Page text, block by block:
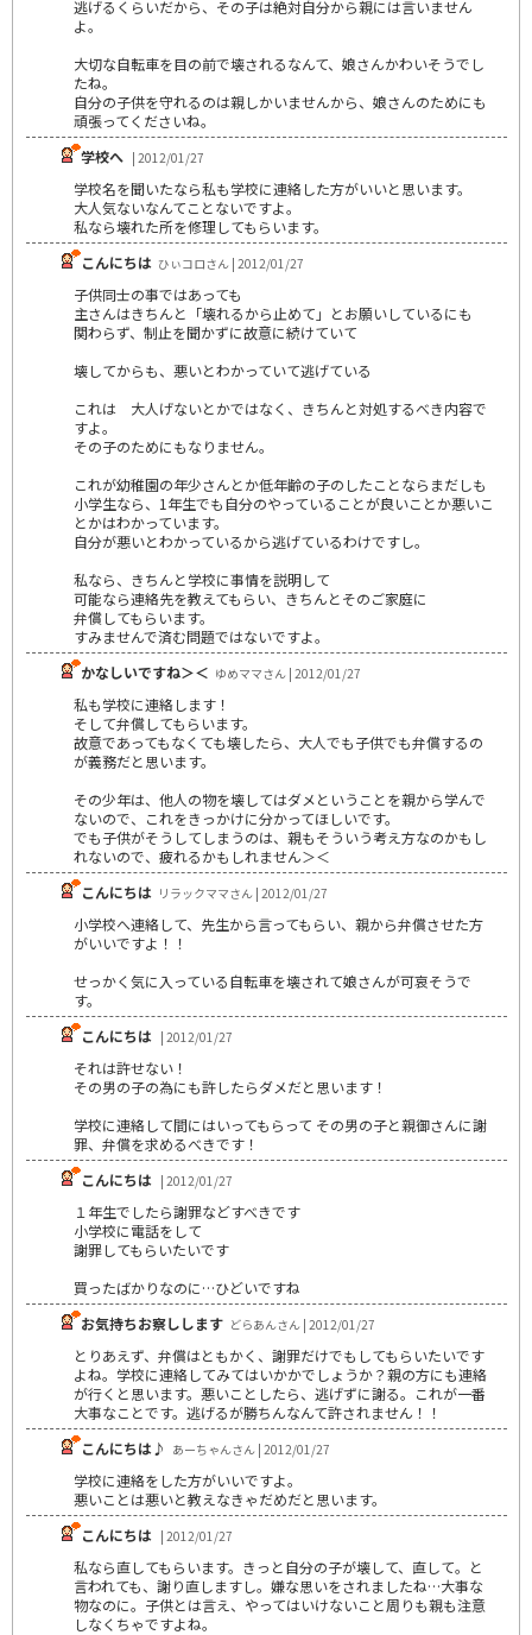
逃げるくらいだから、その子は絶対自分から親には言いません
よ。
大切な自転車を目の前で壊されるなんて、娘さんかわいそうでし
たね。
自分の子供を守れるのは親しかいませんから、娘さんのためにも
頑張ってくださいね。
学校へ | 2012/01/27
学校名を聞いたなら私も学校に連絡した方がいいと思います。
大人気ないなんてことないですよ。
私なら壊れた所を修理してもらいます。
こんにちは ひぃコロさん | 2012/01/27
子供同士の事ではあっても
主さんはきちんと「壊れるから止めて」とお願いしているにも
関わらず、制止を聞かずに故意に続けていて
壊してからも、悪いとわかっていて逃げている
これは 大人げないとかではなく、きちんと対処するべき内容で
すよ。
その子のためにもなりません。
これが幼稚園の年少さんとか低年齢の子のしたことならまだしも
小学生なら、1年生でも自分のやっていることが良いことか悪いこ
とかはわかっています。
自分が悪いとわかっているから逃げているわけですし。
私なら、きちんと学校に事情を説明して
可能なら連絡先を教えてもらい、きちんとそのご家庭に
弁償してもらいます。
すみませんで済む問題ではないですよ。
かなしいですね＞＜ ゆめママさん | 2012/01/27
私も学校に連絡します！
そして弁償してもらいます。
故意であってもなくても壊したら、大人でも子供でも弁償するの
が義務だと思います。
その少年は、他人の物を壊してはダメということを親から学んで
ないので、これをきっかけに分かってほしいです。
でも子供がそうしてしまうのは、親もそういう考え方なのかもし
れないので、疲れるかもしれません＞＜
こんにちは リラックママさん | 2012/01/27
小学校へ連絡して、先生から言ってもらい、親から弁償させた方
がいいですよ！！
せっかく気に入っている自転車を壊されて娘さんが可哀そうで
す。
こんにちは | 2012/01/27
それは許せない！
その男の子の為にも許したらダメだと思います！
学校に連絡して間にはいってもらって その男の子と親御さんに謝
罪、弁償を求めるべきです！
こんにちは | 2012/01/27
１年生でしたら謝罪などすべきです
小学校に電話をして
謝罪してもらいたいです
買ったばかりなのに…ひどいですね
お気持ちお察しします どらあんさん | 2012/01/27
とりあえず、弁償はともかく、謝罪だけでもしてもらいたいです
よね。学校に連絡してみてはいかかでしょうか？親の方にも連絡
が行くと思います。悪いことしたら、逃げずに謝る。これが一番
大事なことです。逃げるが勝ちんなんて許されません！！
こんにちは♪ あーちゃんさん | 2012/01/27
学校に連絡をした方がいいですよ。
悪いことは悪いと教えなきゃだめだと思います。
こんにちは | 2012/01/27
私なら直してもらいます。きっと自分の子が壊して、直して。と
言われても、謝り直しますし。嫌な思いをされましたね…大事な
物なのに。子供とは言え、やってはいけないこと周りも親も注意
しなくちゃですよね。